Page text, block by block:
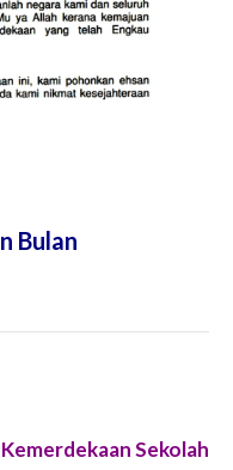
Bulan
Sekolah